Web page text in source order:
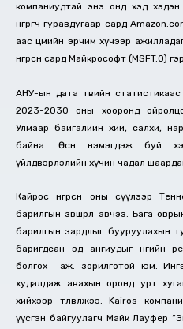
компаниудтай энэ онд хэд
өнгөрөгч гуравдугаар сард
аас цөмийн эрчим хүчээр
өнгөрсөн сард Майкрософт (MSFT.O)
АНУ-ын дата төвийн
2023-2030 оны хооронд
Улмаар байгалийн хий, салхи,
байна. Өсөн нэмэгдэж буй
үйлдвэрлэлийн хүчин чадал
Кайрос өнгөрсөн оны сүүлээр
барилгын зөвшөөрөл авчээ. Бага
барилгын зардлыг бууруулахын
баригдсан эд ангиудыг өнөөгийн
болгох аж. зорилготой юм.
худалдаж авахын оронд урт
хийхээр төлөвлөжээ. Kairos
үүсгэн байгуулагч Майк Лауфер